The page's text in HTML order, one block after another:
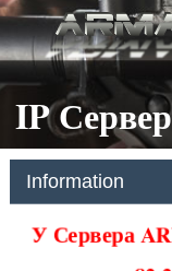
IP
Information
У Сервера